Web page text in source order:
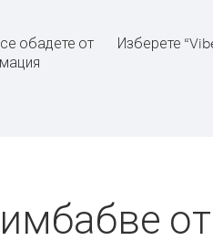
обадете от
Изберете